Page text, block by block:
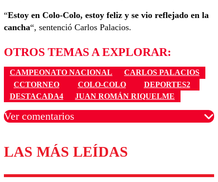
“Estoy en Colo-Colo, estoy feliz y se vio reflejado en la
cancha“, sentenció Carlos Palacios.
OTROS TEMAS A EXPLORAR:
CAMPEONATO NACIONAL
CARLOS PALACIOS
CCTORNEO
COLO-COLO
DEPORTES2
DESTACADA4
JUAN ROMÁN RIQUELME
Ver comentarios
Los comentarios son moderados para garantizar un
diálogo respetuoso.
LAS MÁS LEÍDAS